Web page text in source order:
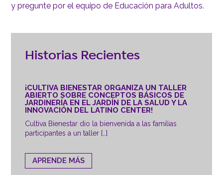
y pregunte por el equipo de Educación para Adultos.
Historias Recientes
¡CULTIVA BIENESTAR ORGANIZA UN TALLER
ABIERTO SOBRE CONCEPTOS BÁSICOS DE
JARDINERÍA EN EL JARDÍN DE LA SALUD Y LA
INNOVACIÓN DEL LATINO CENTER!
Cultiva Bienestar dio la bienvenida a las familias
participantes a un taller […]
APRENDE MÁS